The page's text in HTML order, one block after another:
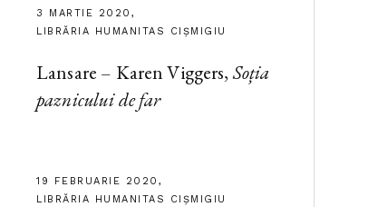
3 MARTIE 2020,
LIBRĂRIA HUMANITAS CIȘMIGIU
Lansare – Karen Viggers,Soția
paznicului de far
19 FEBRUARIE 2020,
LIBRĂRIA HUMANITAS CIȘMIGIU